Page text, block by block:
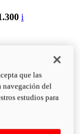
i
que las
navegación del
estudios para